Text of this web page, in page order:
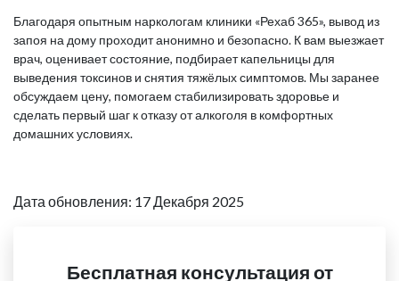
Благодаря опытным наркологам клиники «Рехаб 365», вывод из
запоя на дому проходит анонимно и безопасно. К вам выезжает
врач, оценивает состояние, подбирает капельницы для
выведения токсинов и снятия тяжёлых симптомов. Мы заранее
обсуждаем цену, помогаем стабилизировать здоровье и
сделать первый шаг к отказу от алкоголя в комфортных
домашних условиях.
Дата обновления: 17 Декабря 2025
Бесплатная консультация от